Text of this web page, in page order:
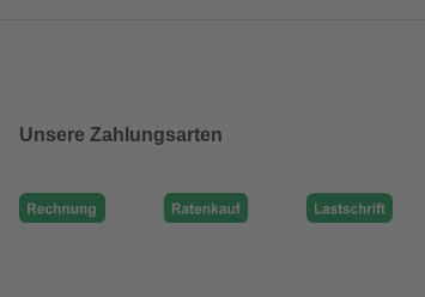
Unsere Zahlungsarten